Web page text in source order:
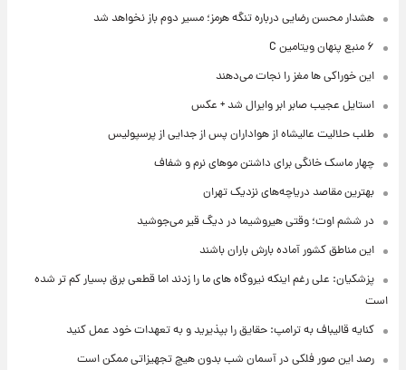
هشدار محسن رضایی درباره تنگه هرمز؛ مسیر دوم باز نخواهد شد
۶ منبع پنهان ویتامین C
این خوراکی ها مغز را نجات می‌دهند
استایل عجیب صابر ابر وایرال شد + عکس
طلب حلالیت عالیشاه از هواداران پس از جدایی از پرسپولیس
چهار ماسک خانگی برای داشتن موهای نرم و شفاف
بهترین مقاصد دریاچه‌های نزدیک تهران
در ششم اوت؛ وقتی هیروشیما در دیگ قیر می‌جوشید
این مناطق کشور آماده بارش باران باشند
پزشکیان: علی رغم اینکه نیروگاه های ما را زدند اما قطعی برق بسیار کم تر شده
است
کنایه قالیباف به ترامپ: حقایق را بپذیرید و به تعهدات خود عمل کنید
رصد این صور فلکی در آسمان شب بدون هیچ تجهیزاتی ممکن است